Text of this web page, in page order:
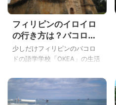
フィリピンのイロイロ
の行き方は？バコロド
から日帰りでいける治
安のいい街とは？
少しだけフィリピンのバコロ
ドの語学学校「OKEA」の生活
普段使わない英語脳で頭がパ
ンクしかけている こんばん
わ ボクです。 ちょっと息抜